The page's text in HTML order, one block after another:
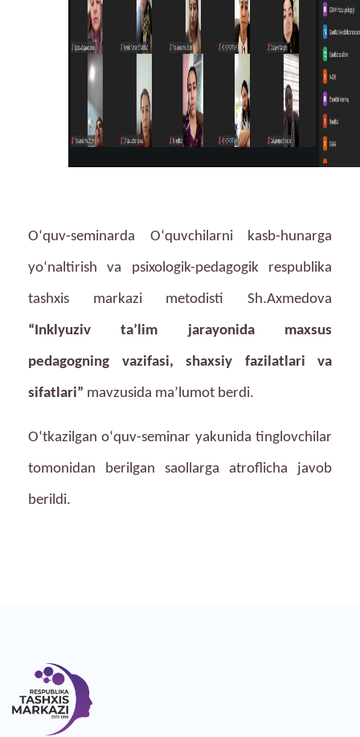
Oʻquv-seminarda Oʻquvchilarni kasb-hunarga
yoʻnaltirish va psixologik-pedagogik respublika
tashxis markazi metodisti Sh.Axmedova
“ Inklyuziv taʼlim jarayonida maxsus
pedagogning vazifasi, shaxsiy fazilatlari va
sifatlari” mavzusida maʼlumot berdi.
Oʻtkazilgan oʻquv-seminar yakunida tinglovchilar
tomonidan berilgan saollarga atroflicha javob
berildi.